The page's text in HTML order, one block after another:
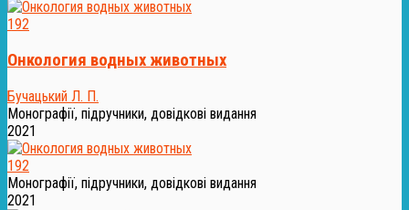
192
Онкология водных животных
Бучацький Л. П.
Монографії, підручники, довідкові видання
2021
192
Монографії, підручники, довідкові видання
2021